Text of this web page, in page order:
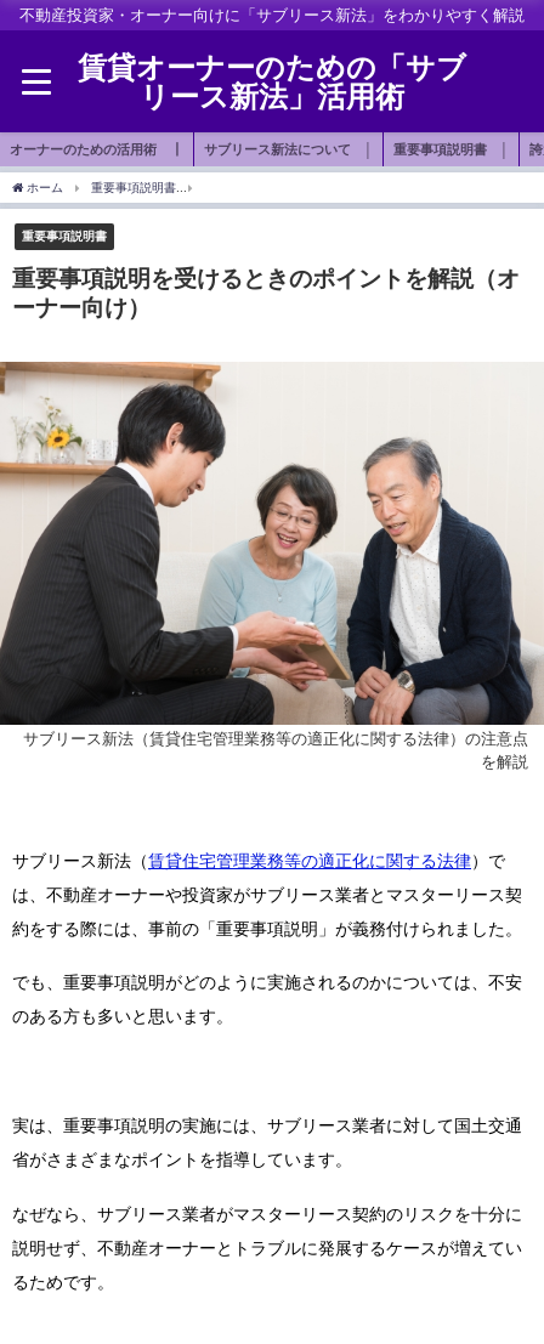
不動産投資家・オーナー向けに「サブリース新法」をわかりやすく解説
賃貸オーナーのための「サブ
リース新法」活用術
オーナーのための活用術 ┃ サブリース新法について │ 重要事項説明書 │
ホーム 重要事項説明書
重要事項説明書
重要事項説明を受けるときのポイントを解説（オ
ーナー向け）
サブリース新法（賃貸住宅管理業務等の適正化に関する法律）の注意点
を解説
サブリース新法 （賃貸住宅管理業務等の適正化に関する法律）で
は、不動産オーナーや投資家がサブリース業者とマスターリース契
約をする際には、事前の「重要事項説明」が義務付けられました。
でも、重要事項説明がどのように実施されるのかについては、不安
のある方も多いと思います。
実は、重要事項説明の実施には、サブリース業者に対して国土交通
省がさまざまなポイントを指導しています。
なぜなら、サブリース業者がマスターリース契約のリスクを十分に
説明せず、不動産オーナーとトラブルに発展するケースが増えてい
るためです。